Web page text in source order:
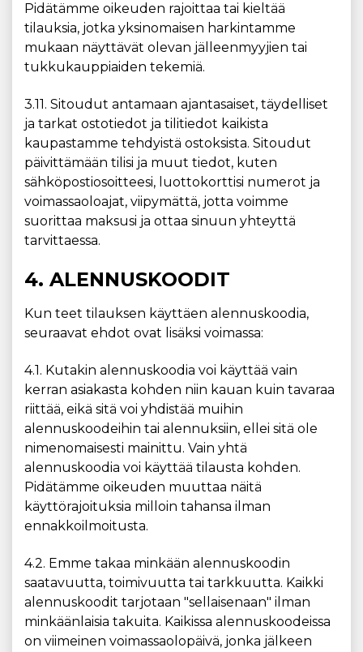
Pidätämme oikeuden rajoittaa tai kieltää
tilauksia, jotka yksinomaisen harkintamme
mukaan näyttävät olevan jälleenmyyjien tai
tukkukauppiaiden tekemiä.
3.11. Sitoudut antamaan ajantasaiset, täydelliset
ja tarkat ostotiedot ja tilitiedot kaikista
kaupastamme tehdyistä ostoksista. Sitoudut
päivittämään tilisi ja muut tiedot, kuten
sähköpostiosoitteesi, luottokorttisi numerot ja
voimassaoloajat, viipymättä, jotta voimme
suorittaa maksusi ja ottaa sinuun yhteyttä
tarvittaessa.
4. ALENNUSKOODIT
Kun teet tilauksen käyttäen alennuskoodia,
seuraavat ehdot ovat lisäksi voimassa:
4.1. Kutakin alennuskoodia voi käyttää vain
kerran asiakasta kohden niin kauan kuin tavaraa
riittää, eikä sitä voi yhdistää muihin
alennuskoodeihin tai alennuksiin, ellei sitä ole
nimenomaisesti mainittu. Vain yhtä
alennuskoodia voi käyttää tilausta kohden.
Pidätämme oikeuden muuttaa näitä
käyttörajoituksia milloin tahansa ilman
ennakkoilmoitusta.
4.2. Emme takaa minkään alennuskoodin
saatavuutta, toimivuutta tai tarkkuutta. Kaikki
alennuskoodit tarjotaan "sellaisenaan" ilman
minkäänlaisia ​​takuita. Kaikissa alennuskoodeissa
on viimeinen voimassaolopäivä, jonka jälkeen